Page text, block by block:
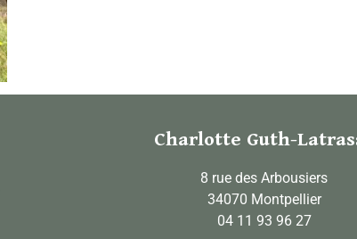
Charlotte Guth-
8 rue des Arbousiers
34070 Montpellier
04 11 93 96 27